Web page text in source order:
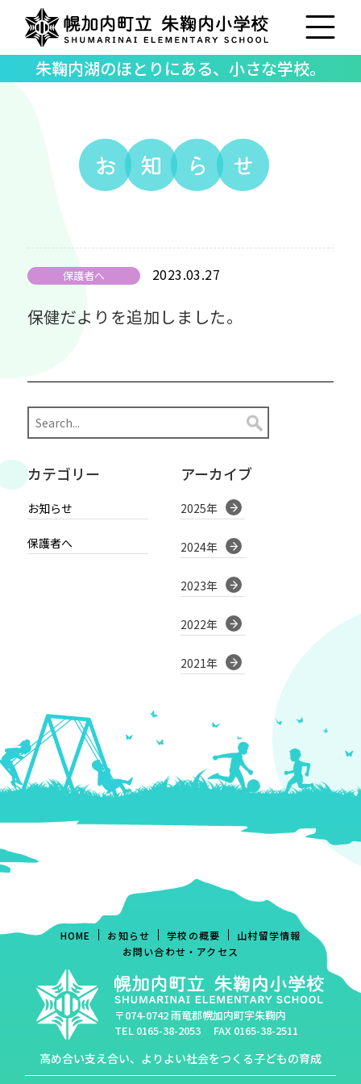
朱鞠内湖のほとりにある、小さな学校。
お 知 ら せ
保護者へ 2023.03.27
保健だよりを追加しました。
カテゴリー
お知らせ
保護者へ
アーカイブ
2025年
2024年
2023年
2022年
2021年
〒074-0742 雨竜郡幌加内町字朱鞠内
TEL 0165-38-2053 FAX 0165-38-2511
高め合い支え合い、よりよい社会をつくる子どもの育成
HOME お知らせ 学校の概要
山村留学情報
お問い合わせ・アクセス